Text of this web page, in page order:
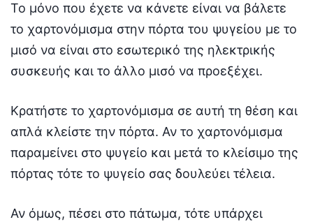
Το μόνο που έχετε να κάνετε είναι να βάλετε
το χαρτονόμισμα στην πόρτα του ψυγείου με το
μισό να είναι στο εσωτερικό της ηλεκτρικής
συσκευής και το άλλο μισό να προεξέχει.
​Κρατήστε το χαρτονόμισμα σε αυτή τη θέση και
απλά κλείστε την πόρτα. Αν το χαρτονόμισμα
παραμείνει στο ψυγείο και μετά το κλείσιμο της
πόρτας τότε το ψυγείο σας δουλεύει τέλεια.
​Αν όμως, πέσει στο πάτωμα, τότε υπάρχει